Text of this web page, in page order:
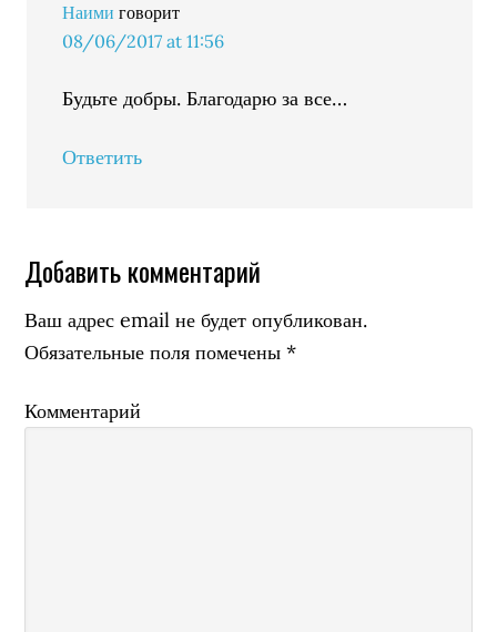
Наими говорит
08/06/2017 at 11:56
Будьте добры. Благодарю за все…
Ответить
Добавить комментарий
Ваш адрес email не будет опубликован.
Обязательные поля помечены*
Комментарий